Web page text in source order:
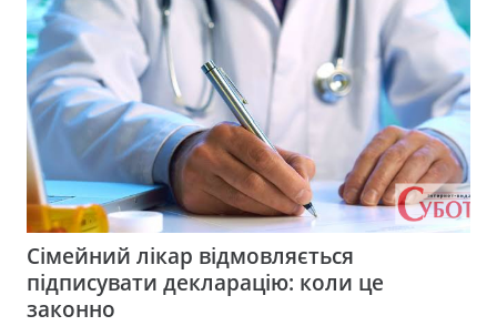
Сімейний лікар відмовляється
підписувати декларацію: коли це
законно